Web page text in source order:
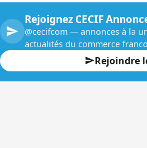
Rejoignez CECIF
@cecifcom — annonces à la
actualités du commerce
Rejoindre